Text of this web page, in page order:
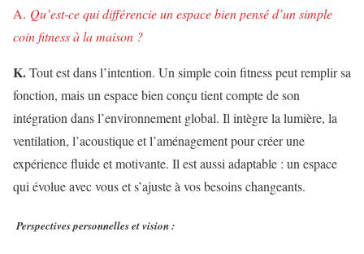
A. Qu’est-ce qui différencie un espace bien pensé d’un simple
coin fitness à la maison ?
K.Tout est dans l’intention. Un simple coin fitness peut remplir sa
fonction, mais un espace bien conçu tient compte de son
intégration dans l’environnement global. Il intègre la lumière, la
ventilation, l’acoustique et l’aménagement pour créer une
expérience fluide et motivante. Il est aussi adaptable : un espace
qui évolue avec vous et s’ajuste à vos besoins changeants.
Perspectives personnelles et vision :